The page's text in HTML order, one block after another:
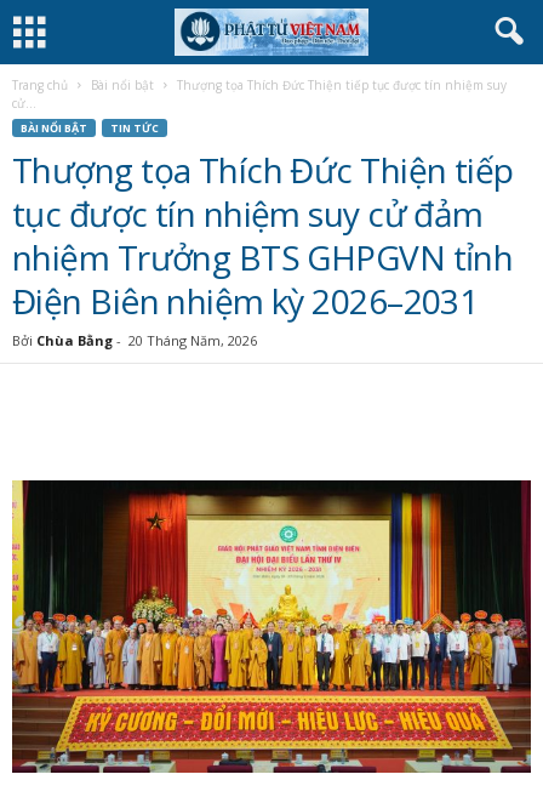
Trang chủ Bài nổi bật
Thượng tọa Thích Đức Thiện tiếp tục được tín nhiệm suy
cử...
BÀI NỔI BẬT TIN TỨC
Thượng tọa Thích Đức Thiện tiếp
tục được tín nhiệm suy cử đảm
nhiệm Trưởng BTS GHPGVN tỉnh
Điện Biên nhiệm kỳ 2026–2031
Bởi Chùa Bằng - 20 Tháng Năm, 2026